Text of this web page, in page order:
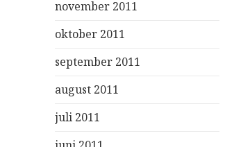
november 2011
oktober 2011
september 2011
august 2011
juli 2011